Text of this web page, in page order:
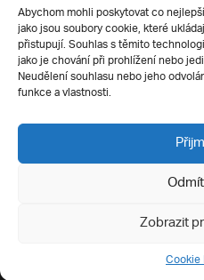
Abychom mohli poskytovat co
jako jsou soubory cookie, které
přistupují. Souhlas s těmito
jako je chování při prohlížení nebo
Neudělení souhlasu nebo jeho
funkce a vlastnosti.
Zobrazit
Silverius
E-
Ochrana soukromí
Všechna práva vyhrazena